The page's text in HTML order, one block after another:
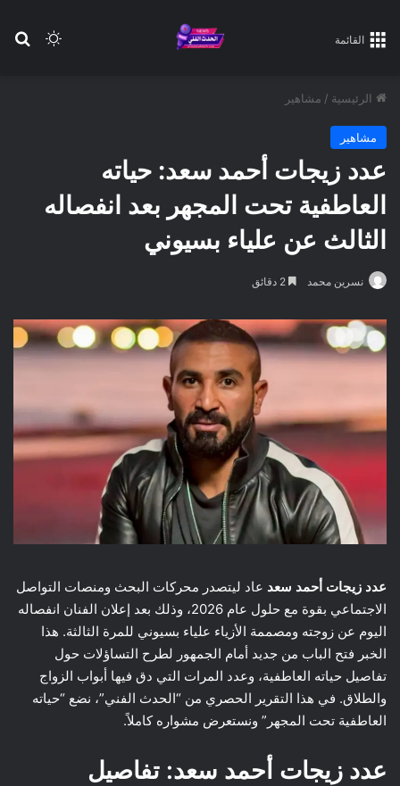
الوضع القائمة
الرئيسية / مشاهير
مشاهير
عدد زيجات أحمد سعد: حياته
العاطفية تحت المجهر بعد انفصاله
الثالث عن علياء بسيوني
نسرين محمد
عدد زيجات أحمد سعد عاد ليتصدر محركات البحث ومنصات التواصل
الاجتماعي بقوة مع حلول عام 2026، وذلك بعد إعلان الفنان انفصاله
اليوم عن زوجته ومصممة الأزياء علياء بسيوني للمرة الثالثة. هذا
الخبر فتح الباب من جديد أمام الجمهور لطرح التساؤلات حول
تفاصيل حياته العاطفية، وعدد المرات التي دق فيها أبواب الزواج
والطلاق. في هذا التقرير الحصري من “الحدث الفني”، نضع “حياته
العاطفية تحت المجهر” ونستعرض مشواره كاملاً.
عدد زيجات أحمد سعد: تفاصيل